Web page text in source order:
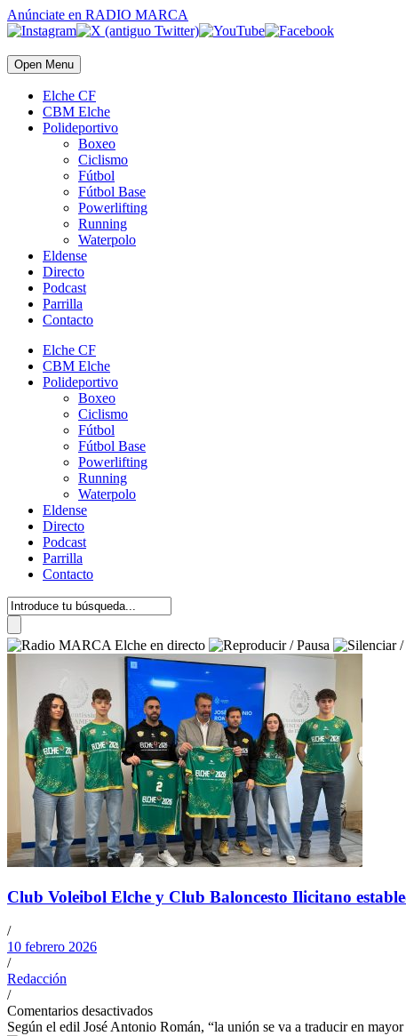
Anúnciate en RADIO MARCA
Open Menu
Elche CF
CBM Elche
Polideportivo
Boxeo
Ciclismo
Fútbol
Fútbol Base
Powerlifting
Running
Waterpolo
Eldense
Directo
Podcast
Parrilla
Contacto
Elche CF
CBM Elche
Polideportivo
Boxeo
Ciclismo
Fútbol
Fútbol Base
Powerlifting
Running
Waterpolo
Eldense
Directo
Podcast
Parrilla
Contacto
Club Voleibol Elche y Club Baloncesto Ilicitano
/
10 febrero 2026
/
Redacción
/
Comentarios desactivados
Según el edil José Antonio Román, “la unión se va a traducir en